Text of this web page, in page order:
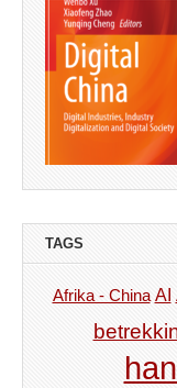
TAGS
Afrika - China AI